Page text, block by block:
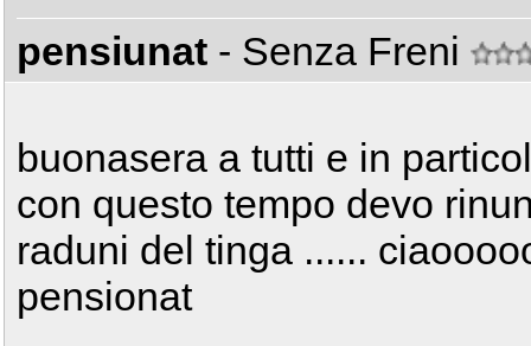
pensiunat - Senza Freni
buonasera a tutti e in
con questo tempo devo
raduni del tinga ......
pensionat